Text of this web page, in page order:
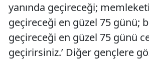
yanında geçireceği;
geçireceği en güzel 75 günü;
geçireceği en güzel 75 günü
geçirirsiniz.’ Diğer gençlere